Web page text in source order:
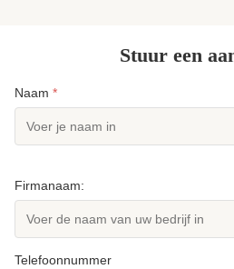
Stuur een
Naam *
Firmanaam:
Telefoonnummer